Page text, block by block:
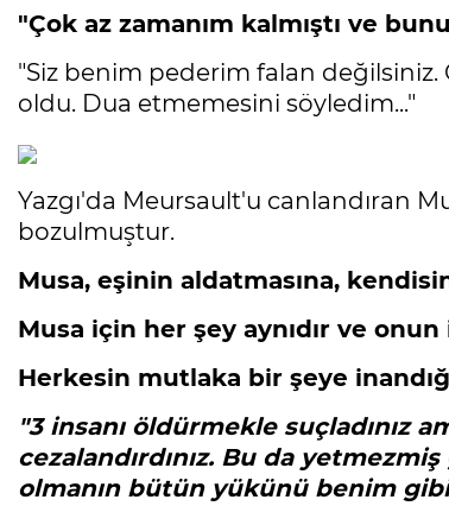
"Çok az zamanım kalmıştı ve
"Siz benim pederim falan değilsiniz.
oldu. Dua etmemesini söyledim..."
Yazgı'da Meursault'u canlandıran
bozulmuştur.
Musa, eşinin aldatmasına,
Musa için her şey aynıdır ve
Herkesin mutlaka bir şeye
"3 insanı öldürmekle suçladınız
cezalandırdınız. Bu da
olmanın bütün yükünü benim